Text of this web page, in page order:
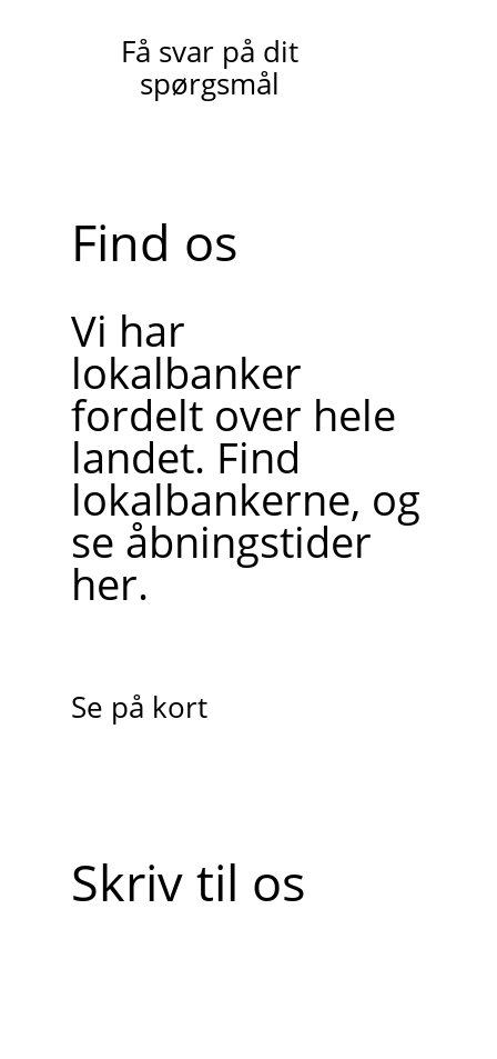
Få svar på dit
spørgsmål
Find os
Vi har
lokalbanker
fordelt over hele
landet. Find
lokalbankerne, og
se åbningstider
her.
Se på kort
Skriv til os